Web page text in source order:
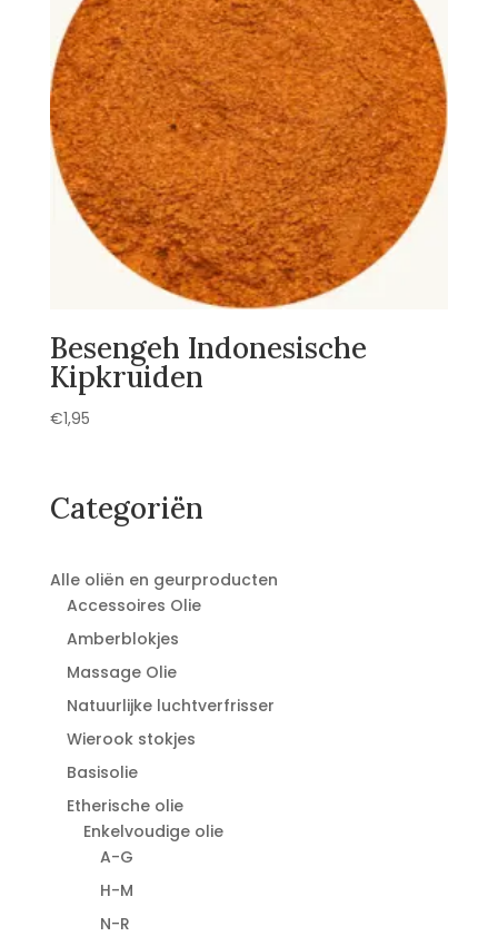
Besengeh Indonesische
Kipkruiden
€1,95
Categoriën
Alle oliën en geurproducten
Accessoires Olie
Amberblokjes
Massage Olie
Natuurlijke luchtverfrisser
Wierook stokjes
Basisolie
Etherische olie
Enkelvoudige olie
A-G
H-M
N-R